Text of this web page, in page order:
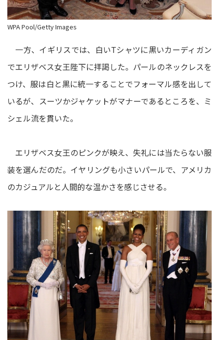
WPA Pool/Getty Images
一方、イギリスでは、白いTシャツに黒いカーディガン
でエリザベス女王陛下に拝謁した。パールのネックレスを
つけ、服は白と黒に統一することでフォーマル感を出して
いるが、スーツかジャケットがマナーであるところを、ミ
シェル流を貫いた。
エリザベス女王のピンクが映え、失礼には当たらない服
装を選んだのだ。イヤリングも小さいパールで、アメリカ
のカジュアルと人間的な温かさを感じさせる。